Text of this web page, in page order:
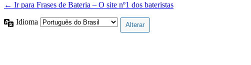
← Ir para Frases de Bateria – O site nº1 dos bateristas
Idioma